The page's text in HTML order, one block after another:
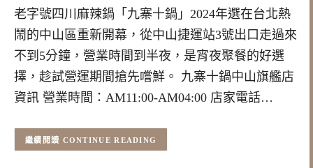
老字號四川麻辣鍋「九寨十鍋」2024年選在台北熱
鬧的中山區重新開幕，從中山捷運站3號出口走過來
不到5分鐘，營業時間到半夜，是宵夜聚餐的好選
擇，趁試營運期間搶先嚐鮮。 九寨十鍋中山旗艦店
資訊 營業時間：AM11:00-AM04:00 店家電話…
CONTINUE READING